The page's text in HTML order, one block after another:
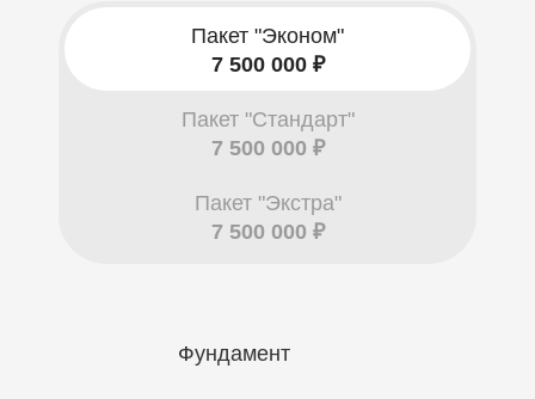
Пакет "Эконом"
7 500 000 ₽
Пакет "Стандарт"
7 500 000 ₽
Пакет "Экстра"
7 500 000 ₽
Фундамент